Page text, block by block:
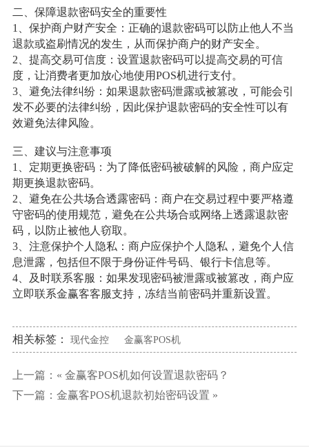
二、保障退款密码安全的重要性
1、保护商户财产安全：正确的退款密码可以防止他人不当
退款或盗刷情况的发生，从而保护商户的财产安全。
2、提高交易可信度：设置退款密码可以提高交易的可信
度，让消费者更加放心地使用POS机进行支付。
3、避免法律纠纷：如果退款密码泄露或被篡改，可能会引
发不必要的法律纠纷，因此保护退款密码的安全性可以有
效避免法律风险。
三、建议与注意事项
1、定期更换密码：为了降低密码被破解的风险，商户应定
期更换退款密码。
2、避免在公共场合透露密码：商户在交易过程中要严格遵
守密码的使用规范，避免在公共场合或网络上透露退款密
码，以防止被他人窃取。
3、注意保护个人隐私：商户应保护个人隐私，避免个人信
息泄露，包括但不限于身份证件号码、银行卡信息等。
4、及时联系客服：如果发现密码被泄露或被篡改，商户应
立即联系金赢客客服支持，冻结当前密码并重新设置。
相关标签： 现代金控 金赢客POS机
上一篇：« 金赢客POS机如何设置退款密码？
下一篇： 金赢客POS机退款初始密码设置 »